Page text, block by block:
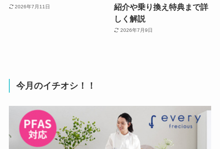
2026年7月11日
紹介や乗り換え特典まで詳
しく解説
2026年7月9日
今月のイチオシ！！